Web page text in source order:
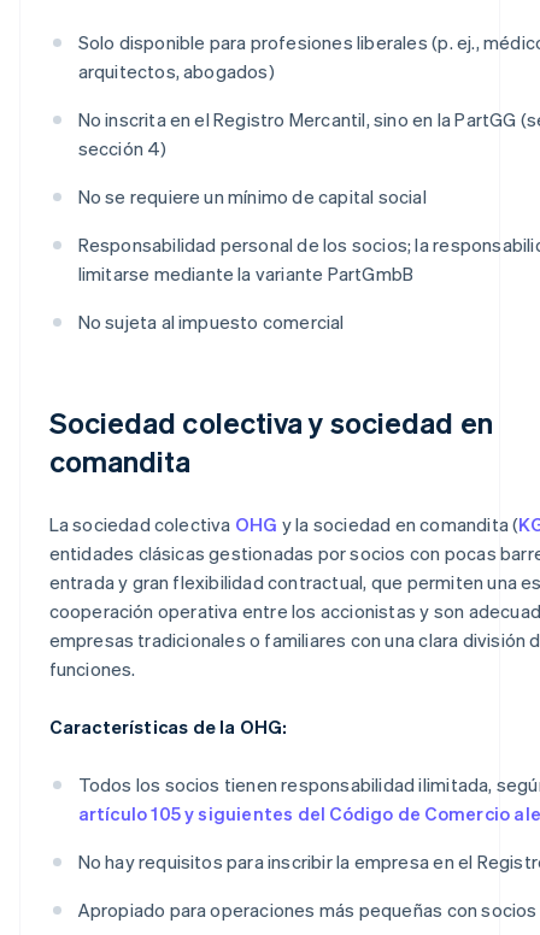
Solo disponible para profesiones liberales (p. ej.,
arquitectos, abogados)
No inscrita en el Registro Mercantil, sino en la PartGG
sección 4)
No se requiere un mínimo de capital social
Responsabilidad personal de los socios; la
limitarse mediante la variante PartGmbB
No sujeta al impuesto comercial
Sociedad colectiva y sociedad en
comandita
La sociedad colectiva OHG y la sociedad en comandita (
entidades clásicas gestionadas por socios con pocas
entrada y gran flexibilidad contractual, que permiten una
cooperación operativa entre los accionistas y son
empresas tradicionales o familiares con una clara división
funciones.
Características de la OHG:
Todos los socios tienen responsabilidad ilimitada,
artículo 105 y siguientes del Código de Comercio
No hay requisitos para inscribir la empresa en el
Apropiado para operaciones más pequeñas con